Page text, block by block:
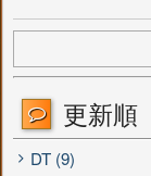
更新順
DT (9)